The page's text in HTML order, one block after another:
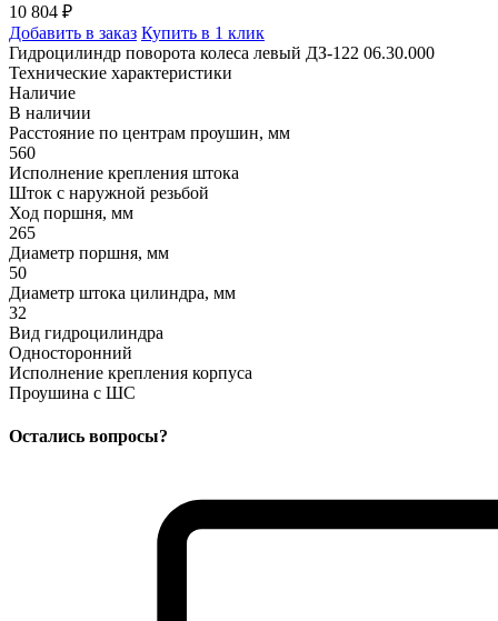
10 804 ₽
Добавить в заказ Купить в 1 клик
Гидроцилиндр поворота колеса левый ДЗ-122 06.30.000
Технические характеристики
Наличие
В наличии
Расстояние по центрам проушин, мм
560
Исполнение крепления штока
Шток с наружной резьбой
Ход поршня, мм
265
Диаметр поршня, мм
50
Диаметр штока цилиндра, мм
32
Вид гидроцилиндра
Односторонний
Исполнение крепления корпуса
Проушина с ШС
Остались вопросы?